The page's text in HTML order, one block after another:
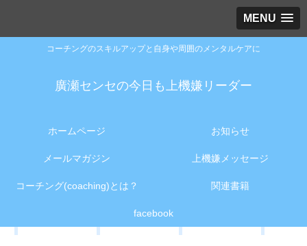
MENU
コーチングのスキルアップと自身や周囲のメンタルケアに
廣瀬センセの今日も上機嫌リーダー
ホームページ お知らせ
メールマガジン 上機嫌メッセージ
コーチング(coaching)とは？ 関連書籍
facebook